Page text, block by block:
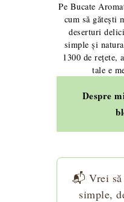
Pe Bucate
cum să gătești
deserturi
simple și
1300 de rețete,
tale e
Despre
📬 Vrei să
simple,